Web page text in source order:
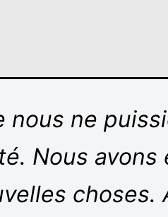
nous ne
Nous
choses.